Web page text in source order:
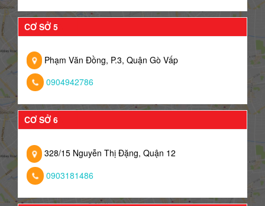
CƠ SỞ 5
Phạm Văn Đồng, P.3, Quận Gò Vấp
0904942786
CƠ SỞ 6
328/15 Nguyễn Thị Đặng, Quận 12
0903181486